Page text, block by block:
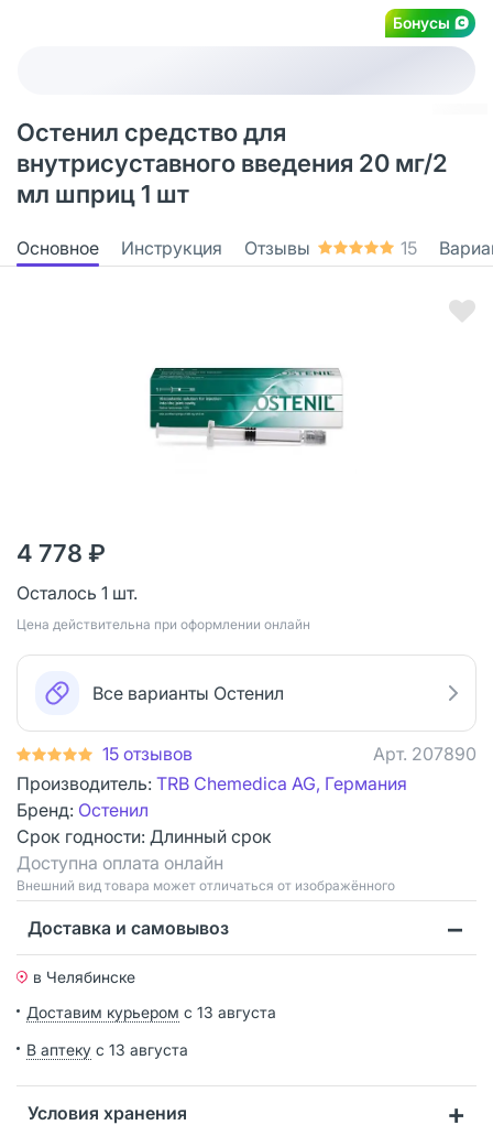
Бонусы
Остенил средство для
внутрисуставного введения 20 мг/2
мл шприц 1 шт
Основное Инструкция Отзывы 15
4 778 ₽
Осталось 1 шт.
Цена действительна при оформлении онлайн
Все варианты Остенил
15 отзывов Арт. 207890
Производитель: TRB Chemedica AG, Германия
Бренд: Остенил
Срок годности: Длинный срок
Доступна оплата онлайн
Bнешний вид товара может отличаться от изображённого
Доставка и самовывоз
в Челябинске
Доставим курьером с 13 августа
В аптеку с 13 августа
Условия хранения